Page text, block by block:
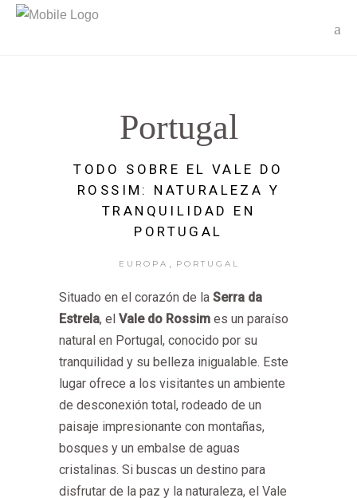
Portugal
TODO SOBRE EL VALE DO
ROSSIM: NATURALEZA Y
TRANQUILIDAD EN
PORTUGAL
EUROPA PORTUGAL
Situado en el corazón de la Serra da
Estrela, el Vale do Rossim es un paraíso
natural en Portugal, conocido por su
tranquilidad y su belleza inigualable. Este
lugar ofrece a los visitantes un ambiente
de desconexión total, rodeado de un
paisaje impresionante con montañas,
bosques y un embalse de aguas
cristalinas. Si buscas un destino para
disfrutar de la paz y la naturaleza, el Vale